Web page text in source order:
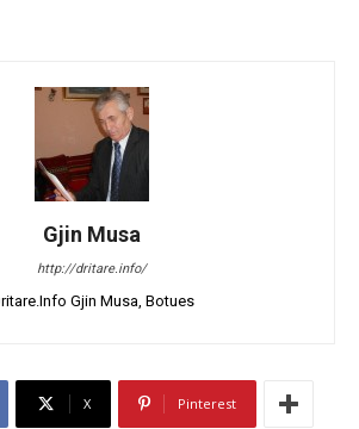
Gjin Musa
http://dritare.info/
Gjin Musa, Botues
X Pinterest